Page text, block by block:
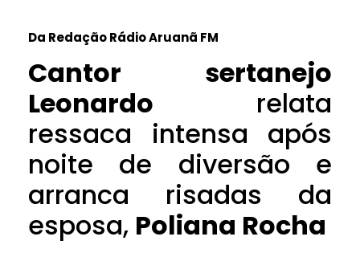
Da Redação Rádio Aruanã FM
Cantor sertanejo
Leonardo relata
ressaca intensa após
noite de diversão e
arranca risadas da
esposa, Poliana Rocha